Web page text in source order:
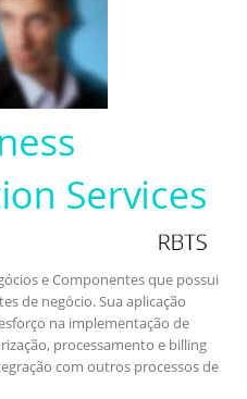
e Componentes que possui
de negócio. Sua aplicação
na implementação de
processamento e billing
com outros processos de